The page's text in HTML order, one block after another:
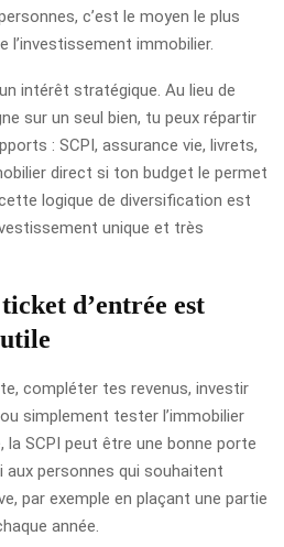
c’est le moyen le plus
l’investissement immobilier.
intérêt stratégique. Au lieu de
sur un seul bien, tu peux répartir
: SCPI, assurance vie, livrets,
direct si ton budget le permet
logique de diversification est
unique et très
d’entrée est
compléter tes revenus, investir
simplement tester l’immobilier
la SCPI peut être une bonne porte
aux personnes qui souhaitent
par exemple en plaçant une partie
année.